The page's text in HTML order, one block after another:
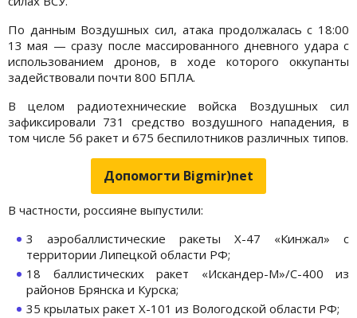
По данным Воздушных сил, атака продолжалась с 18:00
13 мая — сразу после массированного дневного удара с
использованием дронов, в ходе которого оккупанты
задействовали почти 800 БПЛА.
В целом радиотехнические войска Воздушных сил
зафиксировали 731 средство воздушного нападения, в
том числе 56 ракет и 675 беспилотников различных типов.
Допомогти Bigmir)net
В частности, россияне выпустили:
3 аэробаллистические ракеты Х-47 «Кинжал» с
территории Липецкой области РФ;
18 баллистических ракет «Искандер-М»/С-400 из
районов Брянска и Курска;
35 крылатых ракет Х-101 из Вологодской области РФ;